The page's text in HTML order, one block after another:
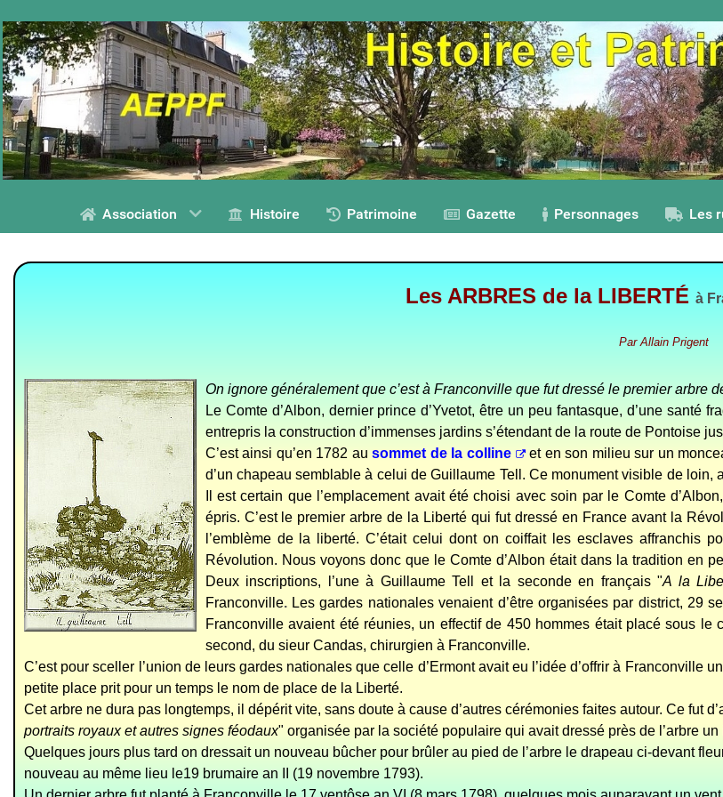
Association Histoire Patrimoine Gazette Personnages Les
Les ARBRES de la LIBERTÉ à
ParAllain Prigent
On ignore généralement que c’est à Franconville que fut dressé le premier arbre
Le Comte d’Albon, dernier prince d’Yvetot, être un peu fantasque, d’une
entrepris la construction d’immenses jardins s’étendant de la route de Pontoise
C’est ainsi qu’en 1782 ausommet de la colline
et en son milieu sur un
d’un chapeau semblable à celui de Guillaume Tell. Ce monument visible de
Il est certain que l’emplacement avait été choisi avec soin par le Comte
épris. C’est le premier arbre de la Liberté qui fut dressé en France avant la
l’emblème de la liberté. C’était celui dont on coiffait les esclaves
Révolution. Nous voyons donc que le Comte d’Albon était dans la tradition en
Deux inscriptions, l’une à Guillaume Tell et la seconde en français "A la
Franconville.Les gardes nationales venaient d’être organisées par district, 29
Franconville avaient été réunies, un effectif de 450 hommes était placé sous
second, du sieur Candas, chirurgien à Franconville.
C’est pour sceller l’union de leurs gardes nationales que celle d’Ermont avait eu l’idée d’offrir à Franconville
petite place prit pour un temps le nom de place de la Liberté.
Cet arbre ne dura pas longtemps, il dépérit vite, sans doute à cause d’autres cérémonies faites autour. Ce fut
portraits royaux et autres signes féodaux" organisée par la société populaire qui avait dressé près de l’arbre
Quelques jours plus tard on dressait un nouveau bûcher pour brûler au pied de l’arbre le drapeau ci-devant
nouveau au même lieu le19 brumaire an II (19 novembre 1793).